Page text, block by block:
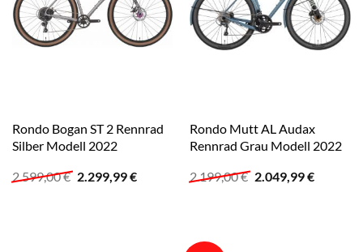
Rondo Bogan ST 2 Rennrad
Silber Modell 2022
2.599,00€ Ursprünglicher
2.299,99€Aktueller
Rondo Mutt AL Audax
Rennrad Grau Modell 2022
2.199,00€ Ursprünglicher
2.049,99€